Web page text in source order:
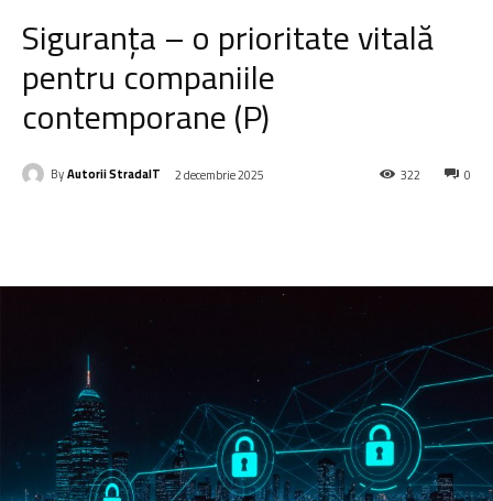
Siguranța – o prioritate vitală
pentru companiile
contemporane (P)
ByAutorii StradaIT 2 decembrie 2025 0
322